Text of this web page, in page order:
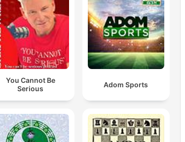
You Cannot Be
Serious
Adom Sports